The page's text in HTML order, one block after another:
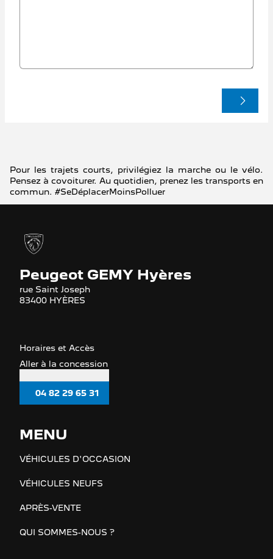
Pour les trajets courts, privilégiez la marche ou le vélo.
Pensez à covoiturer. Au quotidien, prenez les transports en
commun. #SeDéplacerMoinsPolluer
Peugeot GEMY Hyères
rue Saint Joseph
83400 HYÈRES
Horaires et Accès
Aller à la concession
04 82 29 65 31
MENU
VÉHICULES D'OCCASION
VÉHICULES NEUFS
APRÈS-VENTE
QUI SOMMES-NOUS ?